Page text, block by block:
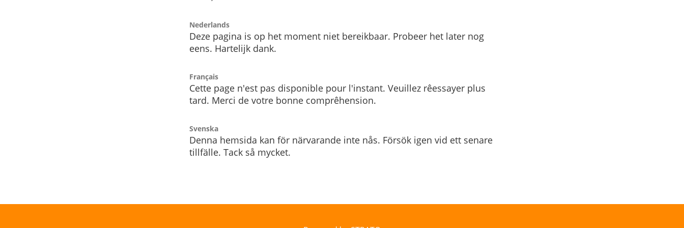
Nederlands
Deze pagina is op het moment niet bereikbaar. Probeer het later nog
eens. Hartelijk dank.
Français
Cette page n'est pas disponible pour l'instant. Veuillez rêessayer plus
tard. Merci de votre bonne comprêhension.
Svenska
Denna hemsida kan för närvarande inte nås. Försök igen vid ett senare
tillfälle. Tack så mycket.